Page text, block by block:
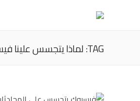
TAG: لماذا يتجسس علينا فيس بوك